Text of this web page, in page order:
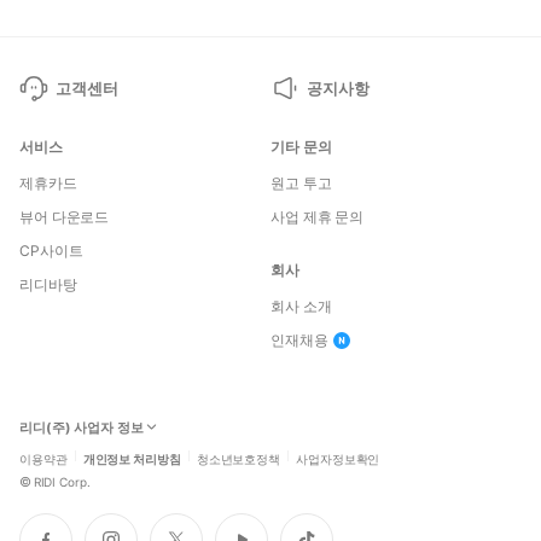
고객센터 공지사항
서비스
제휴카드
뷰어 다운로드
CP사이트
리디바탕
기타 문의
원고 투고
사업 제휴 문의
회사
회사 소개
인재채용
리디(주) 사업자 정보
이용약관 개인정보 처리방침 청소년보호정책 사업자정보확인
© RIDI Corp.